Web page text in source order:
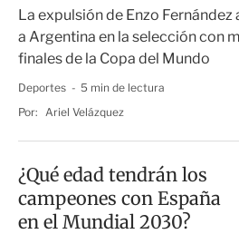
La expulsión de Enzo
a Argentina en la selección con
finales de la Copa del Mundo
Deportes
5 min de lectura
Por:
Ariel Velázquez
¿Qué edad tendrán los
campeones con España
en el Mundial 2030?